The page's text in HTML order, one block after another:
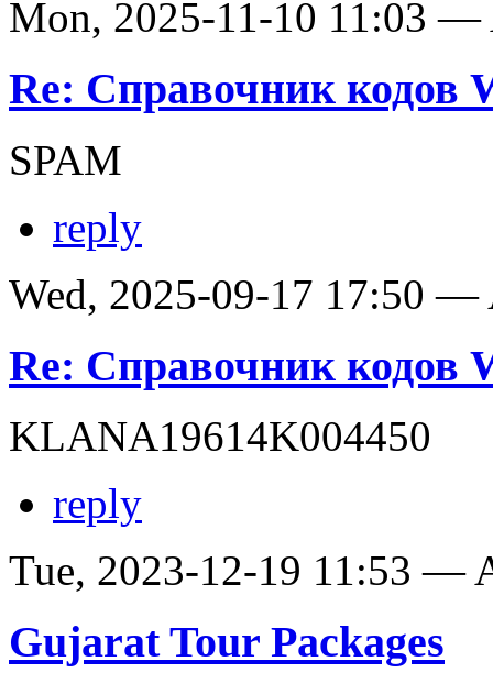
Mon, 2025-11-10 11:03 —
Re: Справочник кодов
SPAM
reply
Wed, 2025-09-17 17:50 —
Re: Справочник кодов
KLANA19614K004450
reply
Tue, 2023-12-19 11:53 —
Gujarat Tour Packages